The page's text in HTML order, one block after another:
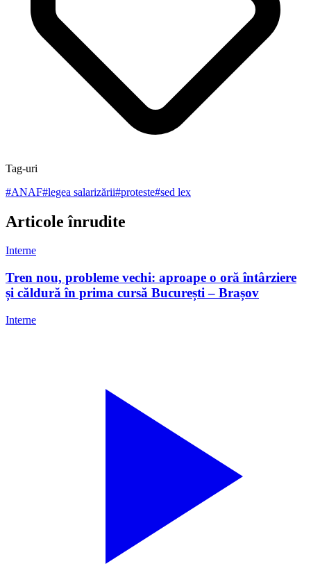
Tag-uri
#ANAF#legea salarizării#proteste#sed lex
Articole înrudite
Interne
Tren nou, probleme vechi: aproape o oră întârziere
și căldură în prima cursă București – Brașov
Interne